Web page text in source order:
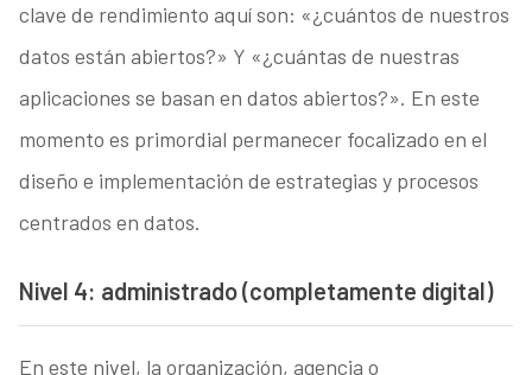
clave de rendimiento aquí son: «¿cuántos de nuestros
datos están abiertos?» Y «¿cuántas de nuestras
aplicaciones se basan en datos abiertos?». En este
momento es primordial permanecer focalizado en el
diseño e implementación de estrategias y procesos
centrados en datos.
Nivel 4: administrado (completamente digital)
En este nivel, la organización, agencia o